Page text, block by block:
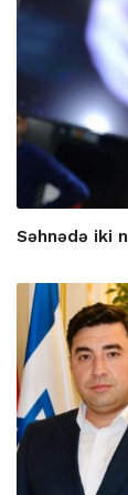
Səhnədə iki